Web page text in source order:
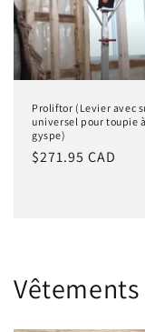
Proliftor (Levier avec
universel pour toupie à
gyspe)
Prix
$271.95 CAD